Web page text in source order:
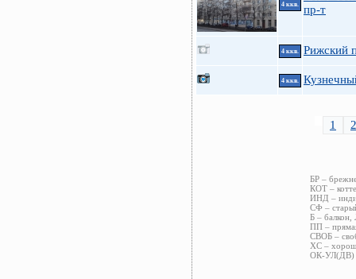
4 ккв.
пр-т
4 ккв. Рижский
4 ккв.
1 2
БР –
КОТ –
ИНД –
СФ –
Б – балкон,
ПП –
СВОБ –
ХС –
ОК-УЛ(ДВ)